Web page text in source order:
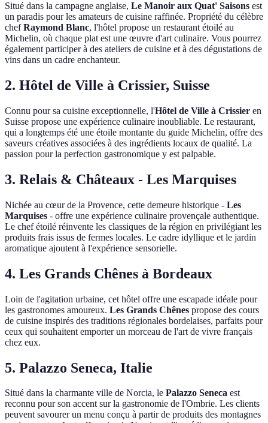
Situé dans la campagne anglaise, Le Manoir aux Quat' Saisons est
un paradis pour les amateurs de cuisine raffinée. Propriété du célèbre
chefRaymond Blanc, l'hôtel propose un restaurant étoilé au
Michelin, où chaque plat est une œuvre d'art culinaire. Vous pourrez
également participer à des ateliers de cuisine et à des dégustations de
vins dans un cadre enchanteur.
2. Hôtel de Ville à Crissier, Suisse
Connu pour sa cuisine exceptionnelle, l'Hôtel de Ville à Crissier en
Suisse propose une expérience culinaire inoubliable. Le restaurant,
qui a longtemps été une étoile montante du guide Michelin, offre des
saveurs créatives associées à des ingrédients locaux de qualité. La
passion pour la perfection gastronomique y est palpable.
3. Relais & Châteaux - Les Marquises
Nichée au cœur de la Provence, cette demeure historique - Les
Marquises - offre une expérience culinaire provençale authentique.
Le chef étoilé réinvente les classiques de la région en privilégiant les
produits frais issus de fermes locales. Le cadre idyllique et le jardin
aromatique ajoutent à l'expérience sensorielle.
4. Les Grands Chênes à Bordeaux
Loin de l'agitation urbaine, cet hôtel offre une escapade idéale pour
les gastronomes amoureux. Les Grands Chênes propose des cours
de cuisine inspirés des traditions régionales bordelaises, parfaits pour
ceux qui souhaitent emporter un morceau de l'art de vivre français
chez eux.
5. Palazzo Seneca, Italie
Situé dans la charmante ville de Norcia, le Palazzo Seneca est
reconnu pour son accent sur la gastronomie de l'Ombrie. Les clients
peuvent savourer un menu conçu à partir de produits des montagnes